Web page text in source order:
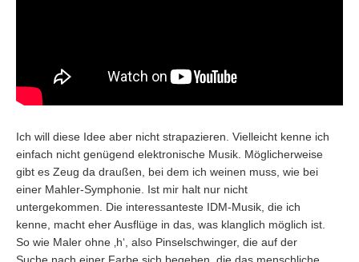
Ich will diese Idee aber nicht strapazieren. Vielleicht kenne ich
einfach nicht genügend elektronische Musik. Möglicherweise
gibt es Zeug da draußen, bei dem ich weinen muss, wie bei
einer Mahler-Symphonie. Ist mir halt nur nicht
untergekommen. Die interessanteste IDM-Musik, die ich
kenne, macht eher Ausflüge in das, was klanglich möglich ist.
So wie Maler ohne ‚h‘, also Pinselschwinger, die auf der